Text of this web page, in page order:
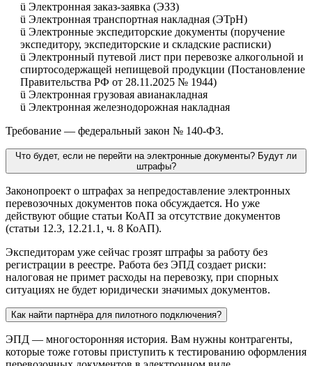
ü Электронная заказ-заявка (ЭЗЗ)
ü Электронная транспортная накладная (ЭТрН)
ü Электронные экспедиторские документы (поручение
экспедитору, экспедиторские и складские расписки)
ü Электронный путевой лист при перевозке алкогольной и
спиртосодержащей непищевой продукции (Постановление
Правительства РФ от 28.11.2025 № 1944)
ü Электронная грузовая авианакладная
ü Электронная железнодорожная накладная
Требование — федеральный закон № 140-ФЗ.
Что будет, если не перейти на электронные документы? Будут ли
штрафы?
Законопроект о штрафах за непредоставление электронных
перевозочных документов пока обсуждается. Но уже
действуют общие статьи КоАП за отсутствие документов
(статьи 12.3, 12.21.1, ч. 8 КоАП).
Экспедиторам уже сейчас грозят штрафы за работу без
регистрации в реестре. Работа без ЭПД создает риски:
налоговая не примет расходы на перевозку, при спорных
ситуациях не будет юридически значимых документов.
Как найти партнёра для пилотного подключения?
ЭПД — многосторонняя история. Вам нужны контрагенты,
которые тоже готовы приступить к тестированию оформления